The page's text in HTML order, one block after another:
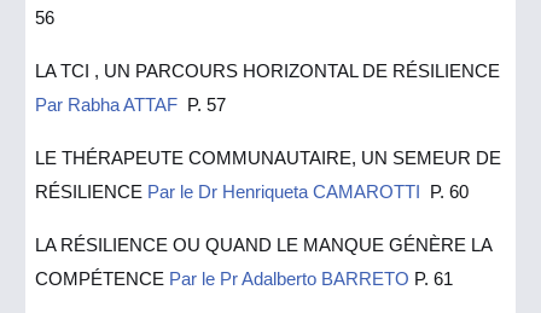
56
LA TCI , UN PARCOURS HORIZONTAL DE RÉSILIENCE
Par Rabha ATTAF P. 57
LE THÉRAPEUTE COMMUNAUTAIRE, UN SEMEUR DE
RÉSILIENCE Par le Dr Henriqueta CAMAROTTI P. 60
LA RÉSILIENCE OU QUAND LE MANQUE GÉNÈRE LA
COMPÉTENCE Par le Pr Adalberto BARRETO P. 61